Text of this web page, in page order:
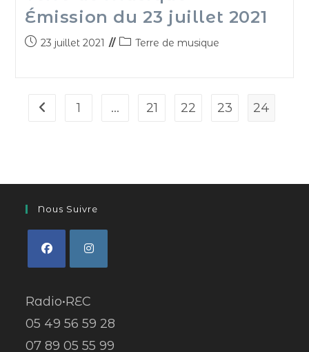
Émission du 23 juillet 2021
23 juillet 2021 Terre de musique
1 … 21 22 23 24
Nous Suivre
Radio•REC
05 49 56 59 28
07 89 05 55 99